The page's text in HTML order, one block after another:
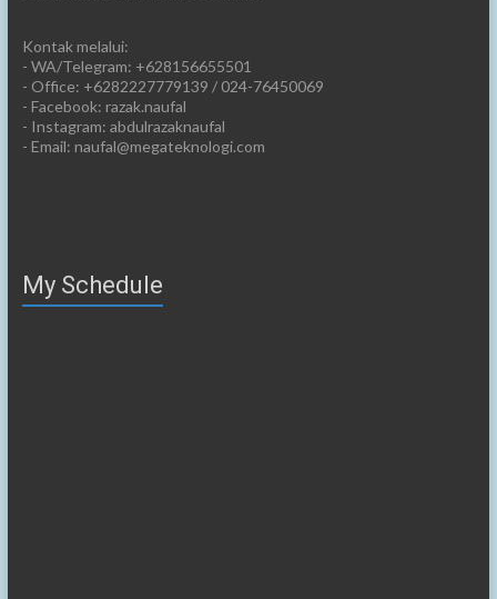
Kontak melalui:
- WA/Telegram: +628156655501
- Office: +6282227779139 / 024-76450069
- Facebook: razak.naufal
- Instagram: abdulrazaknaufal
- Email: naufal@megateknologi.com
My Schedule